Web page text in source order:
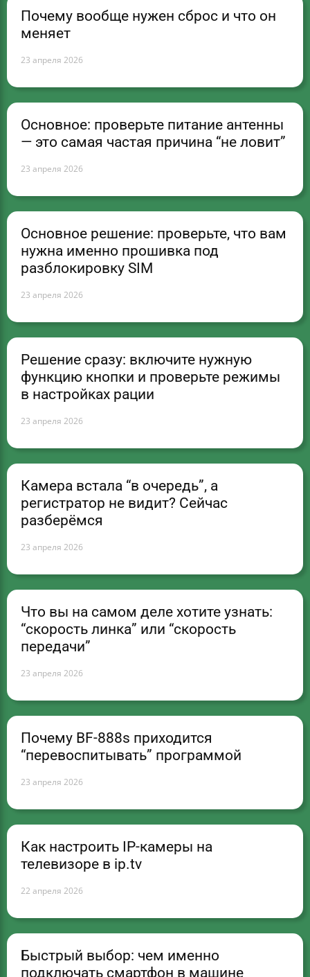
Почему вообще нужен сброс и что он
меняет
23 апреля 2026
Основное: проверьте питание антенны
— это самая частая причина “не ловит”
23 апреля 2026
Основное решение: проверьте, что вам
нужна именно прошивка под
разблокировку SIM
23 апреля 2026
Решение сразу: включите нужную
функцию кнопки и проверьте режимы
в настройках рации
23 апреля 2026
Камера встала “в очередь”, а
регистратор не видит? Сейчас
разберёмся
23 апреля 2026
Что вы на самом деле хотите узнать:
“скорость линка” или “скорость
передачи”
23 апреля 2026
Почему BF-888s приходится
“перевоспитывать” программой
23 апреля 2026
Как настроить IP-камеры на
телевизоре в ip.tv
22 апреля 2026
Быстрый выбор: чем именно
подключать смартфон в машине